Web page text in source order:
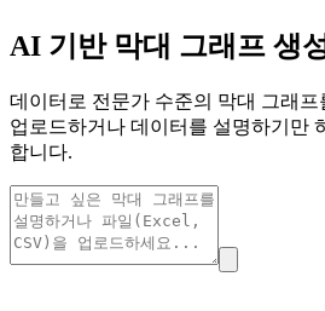
AI 기반 막대 그래프 생
데이터로 전문가 수준의 막대 그래
업로드하거나 데이터를 설명하기만
합니다.